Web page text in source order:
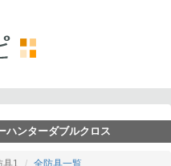
ハンターダブルクロス
具1 全防具一覧